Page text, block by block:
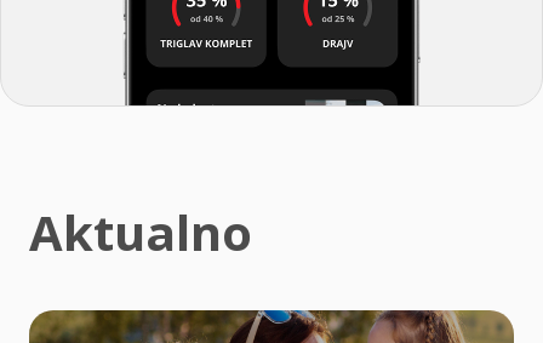
Aktualno